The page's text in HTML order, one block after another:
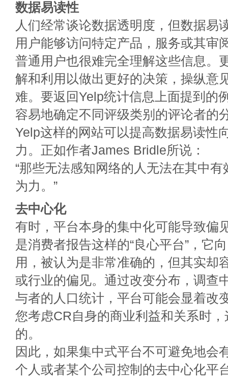
数据易读性
人们经常谈论数据透明度，但数据易
用户能够访问特定产品，服务或其审
普通用户也很难完全理解这些信息。
解和利用以做出更好的决策，操纵意
难。要返回Yelp统计信息上面提到的
容易地确定不同评级类别的评论者的
Yelp这样的网站可以提高数据易读性
力。正如作者James Bridle所说：
“那些无法感知网络的人无法在其中
为力。”
去中心化
有时，平台本身的集中化可能导致偏
是消费者报告这样的“良心平台”，它
用，被认为是非常准确的，但其实却
或行业的偏见。通过改变分布，调查
与者的人口统计，平台可能会显着改
您考虑CR自身的商业利益和关系时
的。
因此，如果集中式平台不可避免地会
个人或者某个公司控制的去中心化平